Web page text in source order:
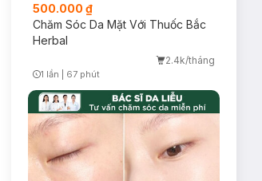
500.000 ₫
Chăm Sóc Da Mặt Với Thuốc Bắc
Herbal
2.4k/tháng
Timer Gray Icon
1 lần 67 phút